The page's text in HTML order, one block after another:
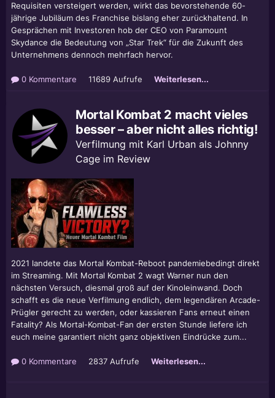
Requisiten versteigert werden, wirkt das bevorstehende 60-
jährige Jubiläum des Franchise bislang eher zurückhaltend. In
Gesprächen mit Investoren hob der CEO von Paramount
Skydance die Bedeutung von „Star Trek“ für die Zukunft des
Unternehmens dennoch mehrfach hervor.
0 Kommentare 11689 Aufrufe Weiterlesen...
Mortal Kombat 2 macht vieles
besser – aber nicht alles richtig!
Verfilmung mit Karl Urban als Johnny
Cage im Review
2021 landete das Mortal Kombat-Reboot pandemiebedingt direkt
im Streaming. Mit Mortal Kombat 2 wagt Warner nun den
nächsten Versuch, diesmal groß auf der Kinoleinwand. Doch
schafft es die neue Verfilmung endlich, dem legendären Arcade-
Prügler gerecht zu werden, oder kassieren Fans erneut einen
Fatality? Als Mortal-Kombat-Fan der ersten Stunde liefere ich
euch meine garantiert nicht ganz objektiven Eindrücke zum...
0 Kommentare 2837 Aufrufe Weiterlesen...